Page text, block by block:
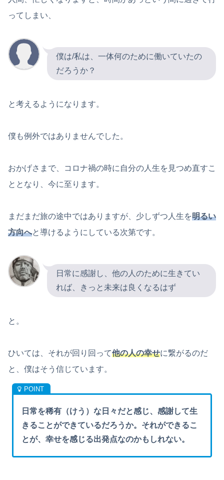
ってしまい、
僕は/私は、一体何のために働いていたの
だろうか？
と考えるようになります。
僕も例外ではありませんでした。
おかげさまで、コロナ禍の時に自分の人生を見つめ直すこ
ととなり、今に至ります。
まだまだ旅の途中ではありますが、少しずつ人生を明るい
方向へと導けるようにしている次第です。
日常に感謝し、他の人のために生きてい
れば、きっと未来は良くなるはず
と。
ひいては、それが回り回って他の人の幸せに繋がるのだ
と、僕はそう信じています。
日常を稀有（けう）な日々だと感じ、感謝して生
きることができているだろうか。それができるこ
とが、幸せを感じる出発点なのかもしれない。